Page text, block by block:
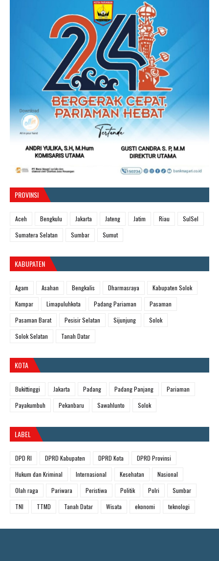
PROVINSI
Aceh Bengkulu Jakarta Jateng Jatim Riau
SulSel
Sumatera Selatan
Sumbar Sumut
KABUPATEN
Agam Asahan Bengkalis Dharmasraya
Kabupaten Solok
Kampar
Limapuluhkota Padang Pariaman
Pasaman
Pasaman Barat
Pesisir Selatan Sijunjung
Solok
Solok Selatan
Tanah Datar
KOTA
Bukittinggi Jakarta Padang Padang Panjang
Pariaman
Payakumbuh
Pekanbaru Sawahlunto Solok
LABEL
DPD RI DPRD Kabupaten DPRD Kota
DPRD Provinsi
Hukum dan Kriminal
Internasional Kesehatan
Nasional
Olah raga
Pariwara Peristiwa Politik Polri
Sumbar
TNI
TTMD Tanah Datar Wisata ekonomi teknologi